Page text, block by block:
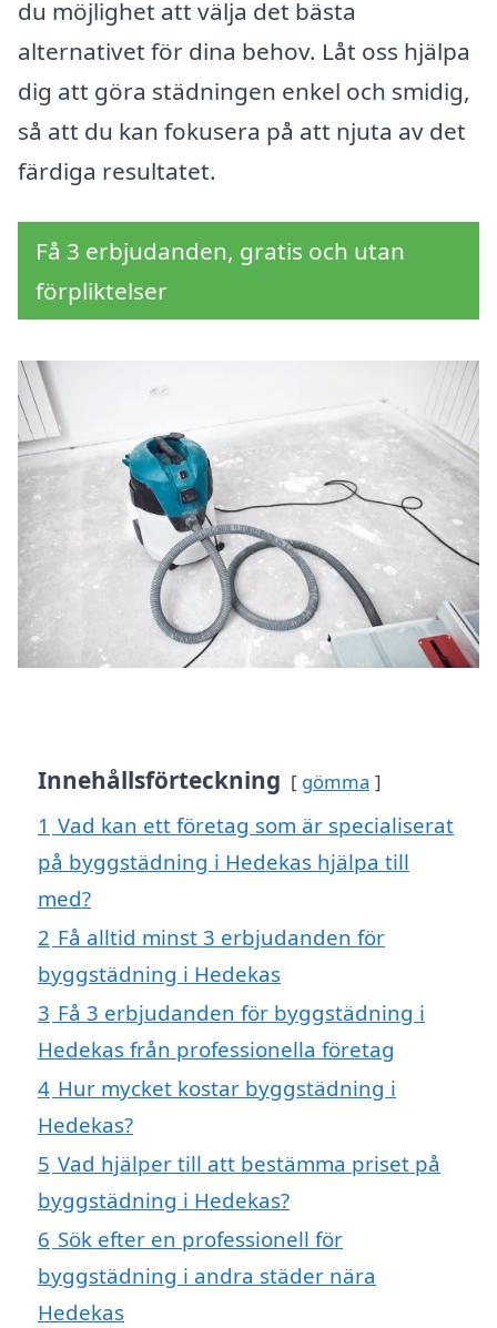
du möjlighet att välja det bästa
alternativet för dina behov. Låt oss hjälpa
dig att göra städningen enkel och smidig,
så att du kan fokusera på att njuta av det
färdiga resultatet.
Få 3 erbjudanden, gratis och utan
förpliktelser
Innehållsförteckning gömma
1 Vad kan ett företag som är specialiserat
på byggstädning i Hedekas hjälpa till
med?
2 Få alltid minst 3 erbjudanden för
byggstädning i Hedekas
3 Få 3 erbjudanden för byggstädning i
Hedekas från professionella företag
4 Hur mycket kostar byggstädning i
Hedekas?
5 Vad hjälper till att bestämma priset på
byggstädning i Hedekas?
6 Sök efter en professionell för
byggstädning i andra städer nära
Hedekas